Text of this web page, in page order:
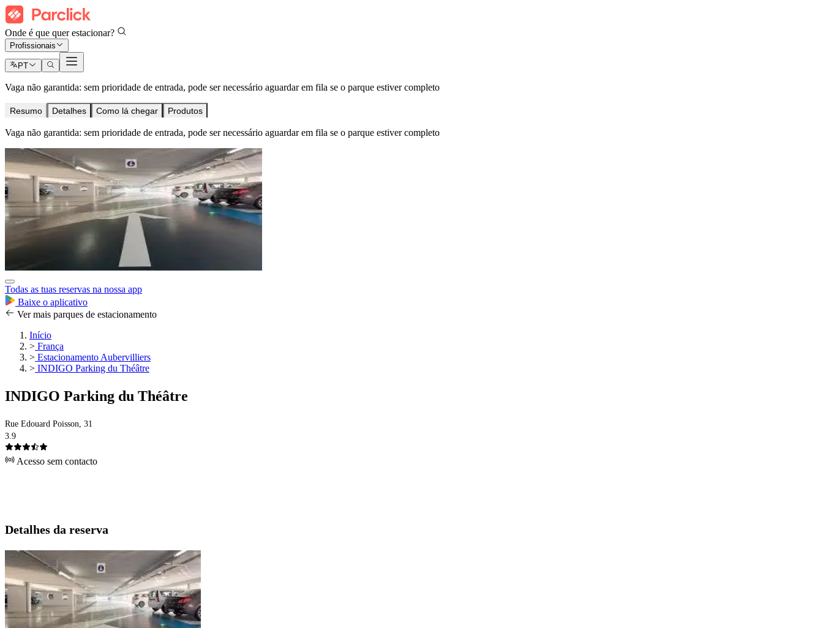
Onde é que quer estacionar?
Profissionais
PT
Vaga não garantida: sem prioridade de entrada, pode ser necessário aguardar em fila se o parque estiver completo
Resumo Detalhes Como lá chegar Produtos
Vaga não garantida: sem prioridade de entrada, pode ser necessário aguardar em fila se o parque estiver completo
Todas as tuas reservas na nossa app
Baixe o aplicativo
Ver mais parques de estacionamento
Início
> França
> Estacionamento Aubervilliers
> INDIGO Parking du Théâtre
INDIGO Parking du Théâtre
Rue Edouard Poisson, 31
3.9
Acesso sem contacto
Detalhes da reserva